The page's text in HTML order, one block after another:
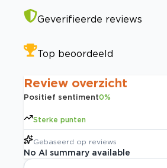
Geverifieerde reviews
Top beoordeeld
Review overzicht
Positief sentiment0%
Sterke punten
Gebaseerd op reviews
No AI summary available